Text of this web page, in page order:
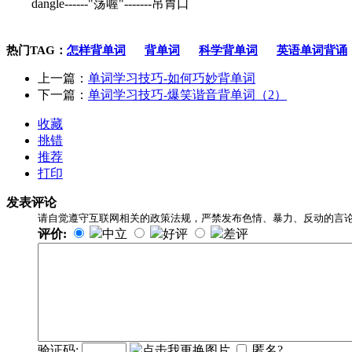
dangle------"荡喔"-------吊胃口
热门TAG： 怎样背单词 背单词 科学背单词 英语单词背诵
上一篇： 单词学习技巧-如何巧妙背单词
下一篇： 单词学习技巧-爆笑谐音背单词（2）
收藏
挑错
推荐
打印
发表评论
请自觉遵守互联网相关的政策法规，严禁发布色情、暴力、反动的言论
评价: 中立 好评 差评